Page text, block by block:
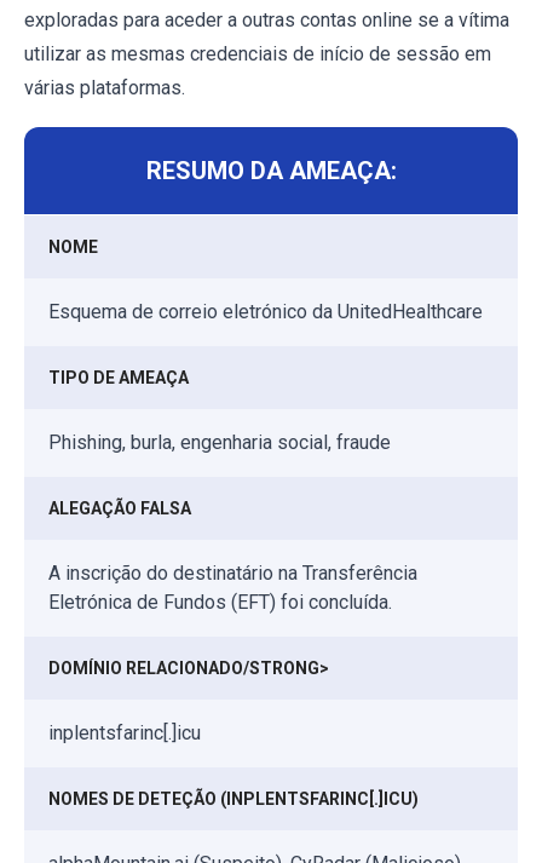
exploradas para aceder a outras contas online se a vítima
utilizar as mesmas credenciais de início de sessão em
várias plataformas.
RESUMO DA AMEAÇA:
NOME
Esquema de correio eletrónico da UnitedHealthcare
TIPO DE AMEAÇA
Phishing, burla, engenharia social, fraude
ALEGAÇÃO FALSA
A inscrição do destinatário na Transferência
Eletrónica de Fundos (EFT) foi concluída.
DOMÍNIO RELACIONADO/STRONG>
inplentsfarinc[.]icu
NOMES DE DETEÇÃO (INPLENTSFARINC[.]ICU)